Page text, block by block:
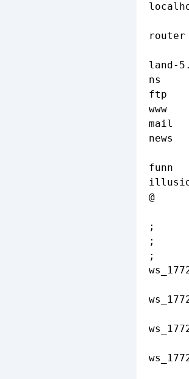
land-
ns
ftp
www
mail
news
funn
@
;
;
;